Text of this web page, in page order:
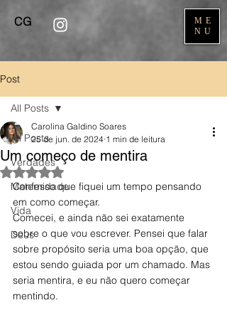
CG
ME
NU
Post
All Posts
Verdades
Maternidade
Vida
Deus
All Posts
Um começo de mentira
Carolina Galdino Soares
25 de jun. de 2024 1 min de leitura
Avaliado com NaN de 5 estrelas.
Confesso que fiquei um tempo pensando
em como começar.
Comecei, e ainda não sei exatamente
sobre o que vou escrever. Pensei que falar
sobre propósito seria uma boa opção, que
estou sendo guiada por um chamado. Mas
seria mentira, e eu não quero começar
mentindo.